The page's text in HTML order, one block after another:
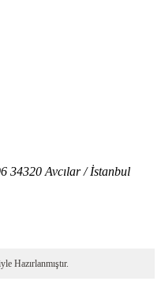
34320 Avcılar / İstanbul
Hazırlanmıştır.